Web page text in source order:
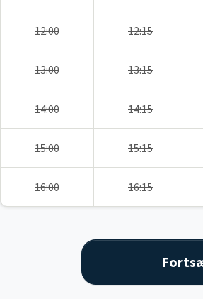
12:00 12:15
13:00 13:15
14:00 14:15
15:00 15:15
16:00 16:15